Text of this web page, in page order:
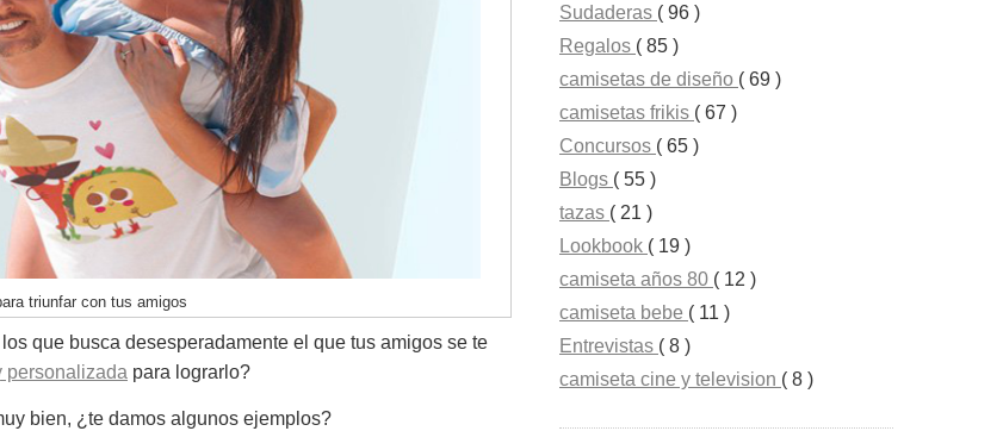
triunfar con tus amigos
que busca desesperadamente el que tus amigos se te
personalizada para lograrlo?
bien, ¿te damos algunos ejemplos?
Sudaderas ( 96 )
Regalos ( 85 )
camisetas de diseño ( 69 )
camisetas frikis ( 67 )
Concursos ( 65 )
Blogs ( 55 )
tazas ( 21 )
Lookbook ( 19 )
camiseta años 80 ( 12 )
camiseta bebe ( 11 )
Entrevistas ( 8 )
camiseta cine y television ( 8 )